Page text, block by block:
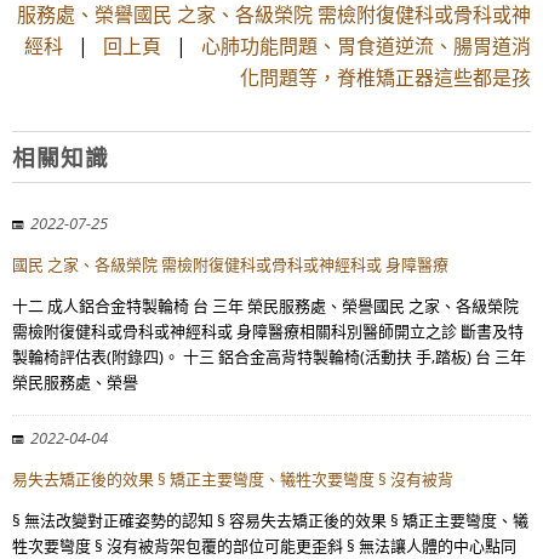
服務處、榮譽國民 之家、各級榮院 需檢附復健科或骨科或神
經科 | 回上頁 | 心肺功能問題、胃食道逆流、腸胃道消
化問題等，脊椎矯正器這些都是孩
相關知識
2022-07-25
國民 之家、各級榮院 需檢附復健科或骨科或神經科或 身障醫療
十二 成人鋁合金特製輪椅 台 三年 榮民服務處、榮譽國民 之家、各級榮院
需檢附復健科或骨科或神經科或 身障醫療相關科別醫師開立之診 斷書及特
製輪椅評估表(附錄四)。 十三 鋁合金高背特製輪椅(活動扶 手,踏板) 台 三年
榮民服務處、榮譽
2022-04-04
易失去矯正後的效果 § 矯正主要彎度、犧牲次要彎度 § 沒有被背
§ 無法改變對正確姿勢的認知 § 容易失去矯正後的效果 § 矯正主要彎度、犧
牲次要彎度 § 沒有被背架包覆的部位可能更歪斜 § 無法讓人體的中心點同